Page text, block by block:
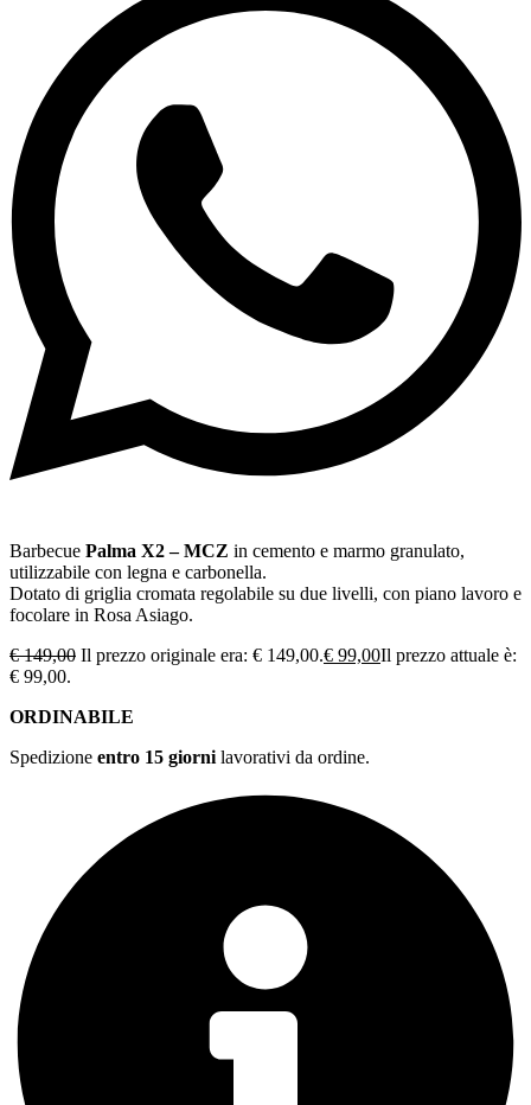
Barbecue Palma X2 – MCZ in cemento e marmo granulato,
utilizzabile con legna e carbonella.
Dotato di griglia cromata regolabile su due livelli, con piano lavoro e
focolare in Rosa Asiago.
€149,00 Il prezzo originale era: € 149,00.€ 99,00Il prezzo attuale è:
€ 99,00.
ORDINABILE
Spedizione entro 15 giorni lavorativi da ordine.